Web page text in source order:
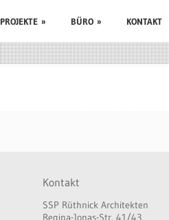
PROJEKTE » BÜRO » KONTAKT
Kontakt
SSP Rüthnick Architekten
Regina-Jonas-Str. 41/43